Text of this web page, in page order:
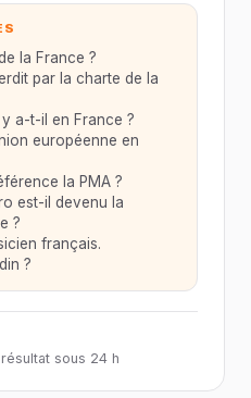
la France ?
par la charte de la
a-t-il en France ?
européenne en
la PMA ?
est-il devenu la
?
français.
?
sous 24 h